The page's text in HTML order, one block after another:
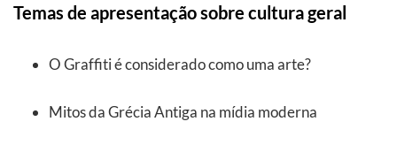
Temas de apresentação sobre cultura geral
O Graffiti é considerado como uma arte?
Mitos da Grécia Antiga na mídia moderna